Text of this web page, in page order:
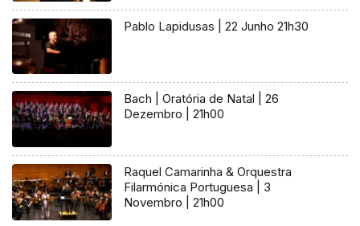
Pablo Lapidusas | 22 Junho 21h30
Bach | Oratória de Natal | 26
Dezembro | 21h00
Raquel Camarinha & Orquestra
Filarmónica Portuguesa | 3
Novembro | 21h00